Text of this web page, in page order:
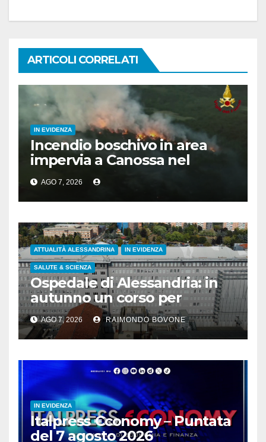
ARTICOLI CORRELATI
IN EVIDENZA
Incendio boschivo in area
impervia a Canossa nel
reggiano
AGO 7, 2026
ATTUALITÀ ALESSANDRINA IN EVIDENZA
SALUTE & SCIENZA
Ospedale di Alessandria: in
autunno un corso per
infermieri e OSS
sull’assistenza ai disabili
AGO 7, 2026 RAIMONDO BOVONE
IN EVIDENZA
Italpress €conomy – Puntata
del 7 agosto 2026